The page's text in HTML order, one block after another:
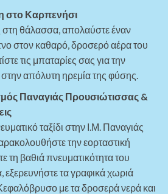
Καρπενήσι
στη θάλασσα, απολαύστε έναν
στον καθαρό, δροσερό αέρα του
τις μπαταρίες σας για την
απόλυτη ηρεμία της φύσης.
Παναγιάς Προυσιώτισσας &
ταξίδι στην Ι.Μ. Παναγιάς
την εορταστική
τη βαθιά πνευματικότητα του
εξερευνήστε τα γραφικά χωριά
με τα δροσερά νερά και